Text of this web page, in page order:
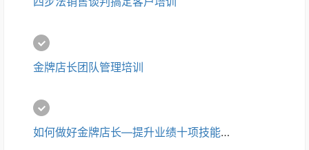
金牌店长团队管理培训
如何做好金牌店长—提升业绩十项技能培训